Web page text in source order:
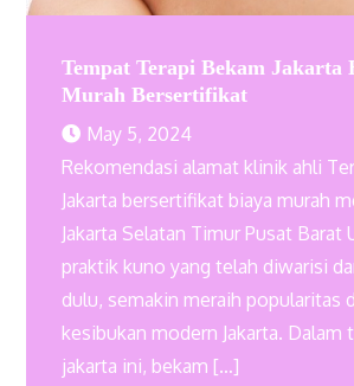
Tempat Terapi Bekam Jakarta
Murah Bersertifikat
May 5, 2024
Rekomendasi alamat klinik ahli
Jakarta bersertifikat biaya murah
Jakarta Selatan Timur Pusat Barat
praktik kuno yang telah diwarisi
dulu, semakin meraih popularitas
kesibukan modern Jakarta. Dalam
jakarta ini, bekam […]